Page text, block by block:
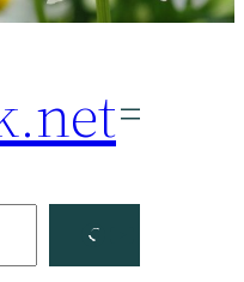
Facebook